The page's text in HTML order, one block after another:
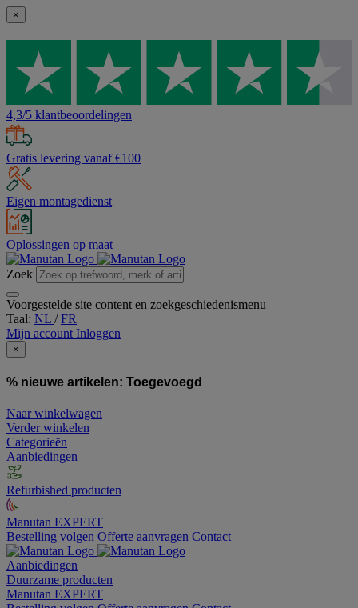
×
4,3/5 klantbeoordelingen
Gratis levering vanaf €100
Eigen montagedienst
Oplossingen op maat
Zoek
Voorgestelde site content en zoekgeschiedenismenu
Taal: NL /FR
Mijn account Inloggen
×
% nieuwe artikelen: Toegevoegd
Naar winkelwagen
Verder winkelen
Categorieën
Aanbiedingen
Refurbished producten
Manutan EXPERT
Bestelling volgen Offerte aanvragen Contact
Aanbiedingen
Duurzame producten
Manutan EXPERT